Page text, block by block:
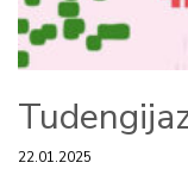
22.01.2025